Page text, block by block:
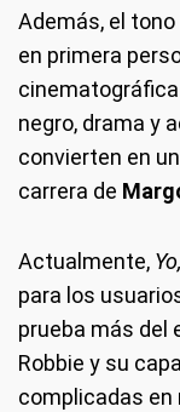
Además, el
en primera
negro, drama y
convierten en
carrera de
Actualmente,
para los
prueba más del
Robbie y su
complicadas